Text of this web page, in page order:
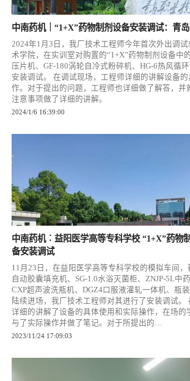
中南药机｜“1+X”药物制剂设备安装调试：青
2024年1月3日，我厂技术工程师今年首次外出调
术学院，在实训室对购置的“1+X”药物制剂设备中
压片机、GF-180涡轮自冷式粉碎机、HG-6热风循
安装调试。 在调试现场，工程师详细的讲解设备
作。对于提出的问题，工程师也详细做了解答，并
注意事项做了详细的讲解。
2024/1/6 16:39:00
中南药机︰益阳医学高等专科学校 “1+X”药物
备安装调试
11月23日，在益阳医学高等专科学校的模拟车间，
自动胶囊填充机、SG-1.0水浴灭菌柜、ZNJP-5L中
CXP超声波洗瓶机、DGZ4口服液灌轧一体机、瓶
陆续进场，我厂技术工程师对其进行了安装调试。
详细的讲解了设备的具体使用和实际操作，在场的
与了实际操作并做了笔记。对于所提出的…
2023/11/24 17:09:03